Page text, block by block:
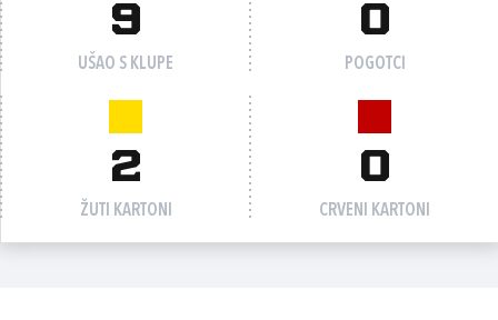
9
UŠAO S KLUPE
0
POGOTCI
2
ŽUTI KARTONI
0
CRVENI KARTONI